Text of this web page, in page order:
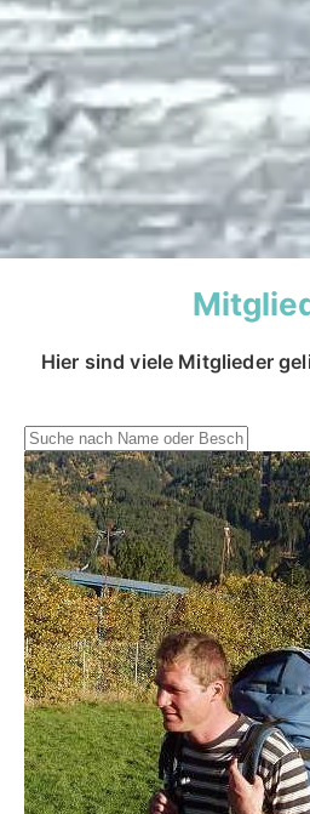
Hier sind viele Mitglieder